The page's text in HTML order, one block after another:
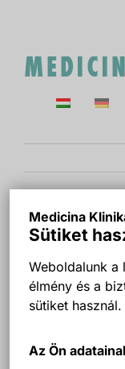
Medicina
Sütiket
Weboldalunk a
élmény és a
sütiket használ.
Az Ön